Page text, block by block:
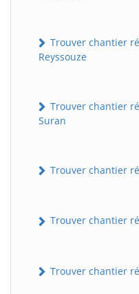
Trouver chantier
Reyssouze
Trouver chantier
Suran
Trouver chantier
Trouver chantier
Trouver chantier